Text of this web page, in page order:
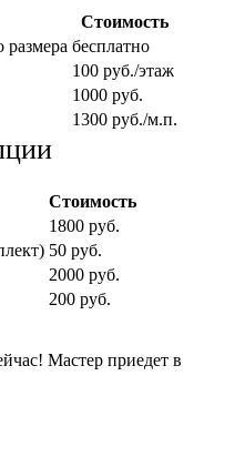
Стоимость
размера бесплатно
100 руб./этаж
1000 руб.
1300 руб./м.п.
Стоимость
1800 руб.
50 руб.
2000 руб.
200 руб.
Мастер приедет в